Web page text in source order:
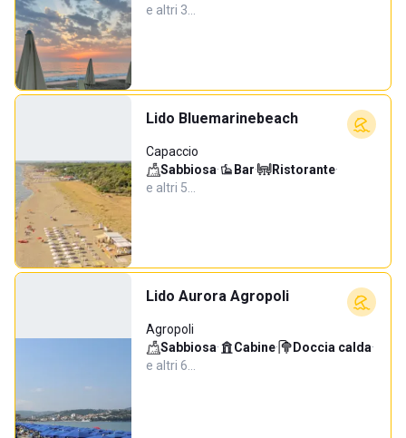
e altri 3…
Lido Bluemarinebeach
Capaccio
Sabbiosa· Bar· Ristorante·
e altri 5…
Lido Aurora Agropoli
Agropoli
Sabbiosa· Cabine· Doccia calda·
e altri 6…